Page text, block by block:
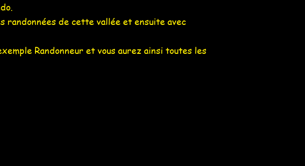
randonnées de cette vallée et ensuite avec
Randonneur et vous aurez ainsi toutes les